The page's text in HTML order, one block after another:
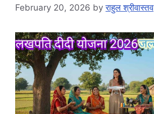
February 20, 2026 byराहुल श्रीवास्तव